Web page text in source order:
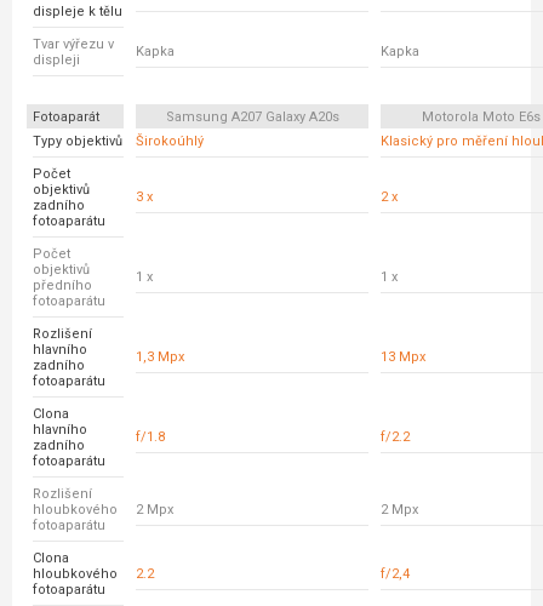
displeje k tělu
Tvar výřezu v
displeji
Kapka Kapka
Fotoaparát Samsung A207 Galaxy A20s
Motorola Moto
Typy objektivů
Širokoúhlý Klasický pro měření
Počet
objektivů
zadního
fotoaparátu
3 x 2 x
Počet
objektivů
předního
fotoaparátu
1 x 1 x
Rozlišení
hlavního
zadního
fotoaparátu
1,3 Mpx 13 Mpx
Clona
hlavního
zadního
fotoaparátu
f/1.8 f/2.2
Rozlišení
hloubkového
fotoaparátu
2 Mpx 2 Mpx
Clona
hloubkového
fotoaparátu
2.2 f/2,4